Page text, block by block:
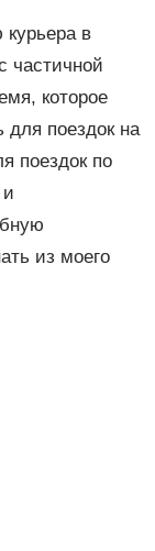
в
частичной
которое
поездок на
поездок по
из моего